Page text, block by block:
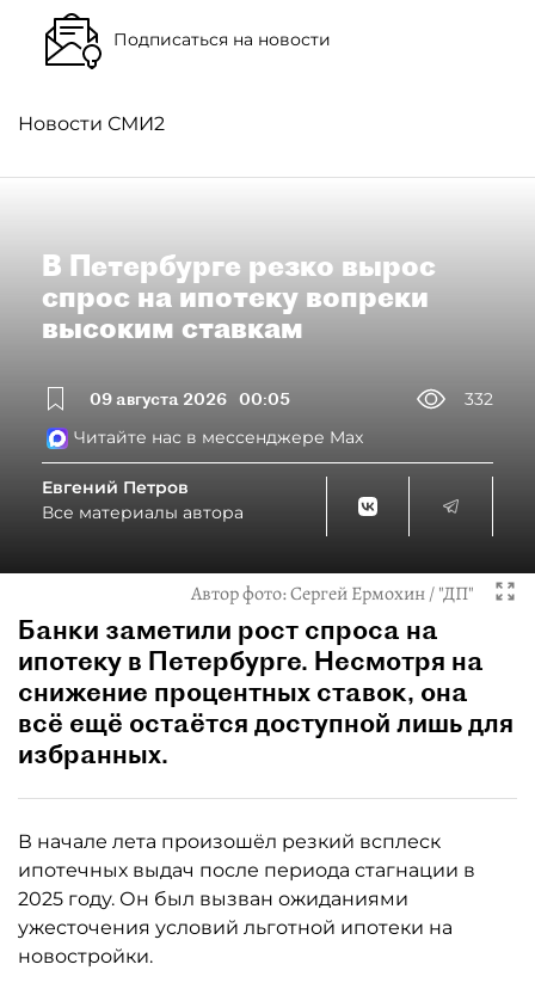
Подписаться на новости
Новости СМИ2
В Петербурге резко вырос
спрос на ипотеку вопреки
высоким ставкам
09 августа 2026 00:05
332
Читайте нас в мессенджере Max
Евгений Петров
Все материалы автора
Автор фото:Сергей Ермохин / "ДП"
Банки заметили рост спроса на
ипотеку в Петербурге. Несмотря на
снижение процентных ставок, она
всё ещё остаётся доступной лишь для
избранных.
В начале лета произошёл резкий всплеск
ипотечных выдач после периода стагнации в
2025 году. Он был вызван ожиданиями
ужесточения условий льготной ипотеки на
новостройки.